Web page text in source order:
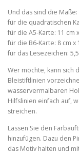
Und das sind die Maße:
für die quadratischen
für die A5-Karte: 11 cm
für die B6-Karte: 8 cm x
für das Lesezeichen:
Wer möchte, kann sich
Bleistiftlinien
wasservermalbaren
Hilfslinien einfach auf,
streichen.
Lassen Sie den
hinzufügen. Dazu den
das Motiv halten und